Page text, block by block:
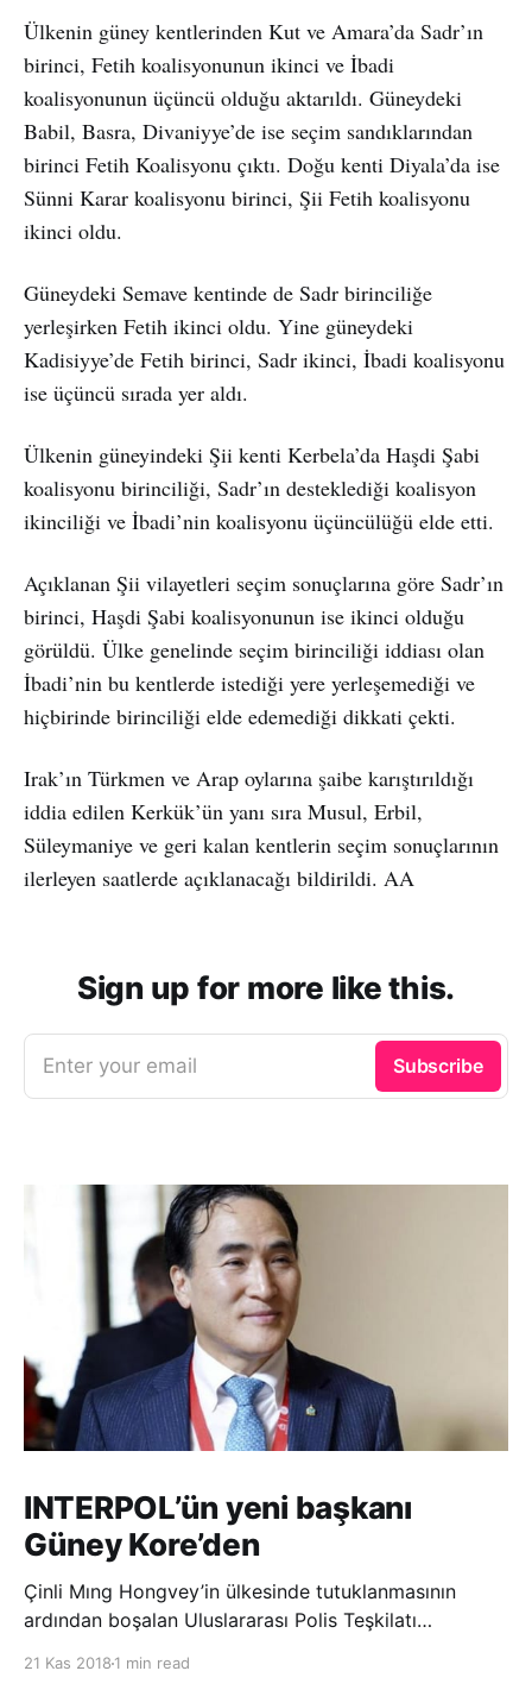
Ülkenin güney kentlerinden Kut ve Amara’da Sadr’ın
birinci, Fetih koalisyonunun ikinci ve İbadi
koalisyonunun üçüncü olduğu aktarıldı. Güneydeki
Babil, Basra, Divaniyye’de ise seçim sandıklarından
birinci Fetih Koalisyonu çıktı. Doğu kenti Diyala’da ise
Sünni Karar koalisyonu birinci, Şii Fetih koalisyonu
ikinci oldu.
Güneydeki Semave kentinde de Sadr birinciliğe
yerleşirken Fetih ikinci oldu. Yine güneydeki
Kadisiyye’de Fetih birinci, Sadr ikinci, İbadi koalisyonu
ise üçüncü sırada yer aldı.
Ülkenin güneyindeki Şii kenti Kerbela’da Haşdi Şabi
koalisyonu birinciliği, Sadr’ın desteklediği koalisyon
ikinciliği ve İbadi’nin koalisyonu üçüncülüğü elde etti.
Açıklanan Şii vilayetleri seçim sonuçlarına göre Sadr’ın
birinci, Haşdi Şabi koalisyonunun ise ikinci olduğu
görüldü. Ülke genelinde seçim birinciliği iddiası olan
İbadi’nin bu kentlerde istediği yere yerleşemediği ve
hiçbirinde birinciliği elde edemediği dikkati çekti.
Irak’ın Türkmen ve Arap oylarına şaibe karıştırıldığı
iddia edilen Kerkük’ün yanı sıra Musul, Erbil,
Süleymaniye ve geri kalan kentlerin seçim sonuçlarının
ilerleyen saatlerde açıklanacağı bildirildi. AA
Sign up for more like this.
Enter your email Subscribe
INTERPOL’ün yeni başkanı
Güney Kore’den
Çinli Mıng Hongvey’in ülkesinde tutuklanmasının
ardından boşalan Uluslararası Polis Teşkilatı
21 Kas 2018 1 min read